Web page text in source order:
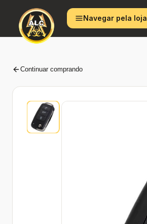
conteúdo
Navegar pela loja
Continuar comprando